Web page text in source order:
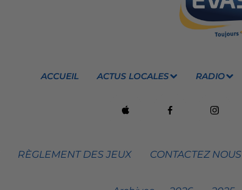
ACCUEIL ACTUS LOCALES RADIO
RÈGLEMENT DES JEUX CONTACTEZ NOUS